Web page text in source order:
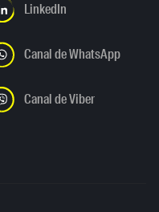
LinkedIn
Canal de WhatsApp
Canal de Viber